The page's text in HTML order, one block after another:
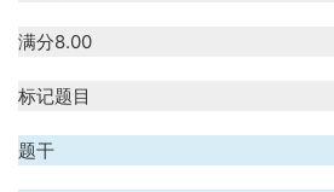
满分8.00
标记题目
题干